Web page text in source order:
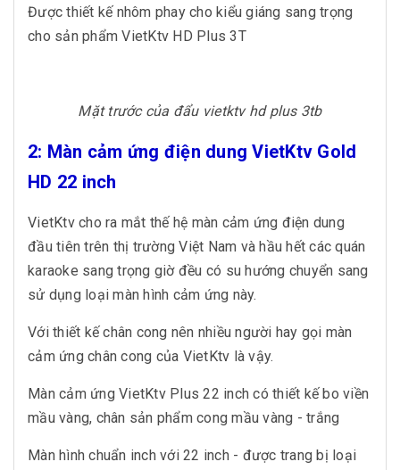
Được thiết kế nhôm phay cho kiểu giáng sang trọng
cho sản phẩm VietKtv HD Plus 3T
Mặt trước của đẩu vietktv hd plus 3tb
2: Màn cảm ứng điện dung VietKtv Gold
HD 22 inch
VietKtv cho ra mắt thế hệ màn cảm ứng điện dung
đầu tiên trên thị trường Việt Nam và hầu hết các quán
karaoke sang trọng giờ đều có su hướng chuyển sang
sử dụng loại màn hình cảm ứng này.
Với thiết kế chân cong nên nhiều người hay gọi màn
cảm ứng chân cong của VietKtv là vậy.
Màn cảm ứng VietKtv Plus 22 inch có thiết kế bo viền
mầu vàng, chân sản phẩm cong mầu vàng - trắng
Màn hình chuẩn inch với 22 inch - được trang bị loại